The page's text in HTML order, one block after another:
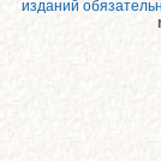
изданий